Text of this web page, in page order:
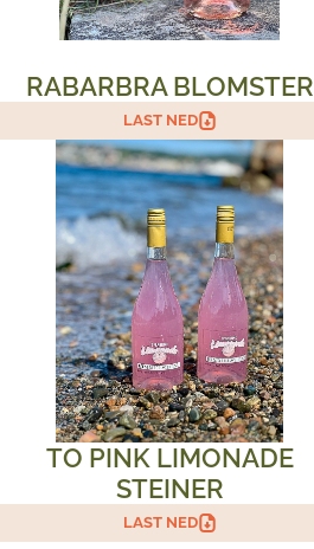
RABARBRA BLOMSTER
LAST NED
TO PINK LIMONADE
STEINER
LAST NED